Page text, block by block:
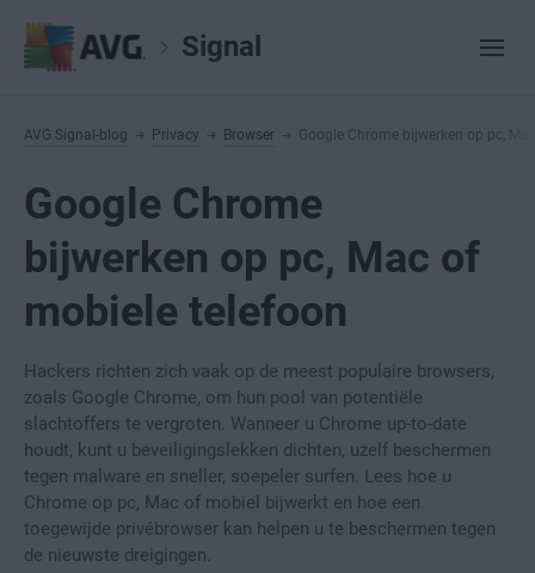
Signal
AVG Signal-blog Privacy Browser Google Chrome bijwerken op pc,
Google Chrome
bijwerken op pc, Mac of
mobiele telefoon
Hackers richten zich vaak op de meest populaire browsers,
zoals Google Chrome, om hun pool van potentiële
slachtoffers te vergroten. Wanneer u Chrome up-to-date
houdt, kunt u beveiligingslekken dichten, uzelf beschermen
tegen malware en sneller, soepeler surfen. Lees hoe u
Chrome op pc, Mac of mobiel bijwerkt en hoe een
toegewijde privébrowser kan helpen u te beschermen tegen
de nieuwste dreigingen.